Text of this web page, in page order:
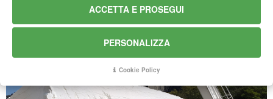
NEWS
ACCETTA E PROSEGUI
PERSONALIZZA
Cookie Policy